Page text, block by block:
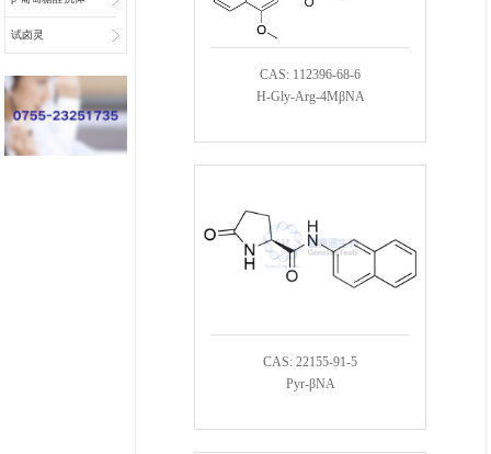
偶联物连接子
试卤灵
CAS: 112396-68-6
H-Gly-Arg-4MβNA
CAS: 22155-91-5
Pyr-βNA